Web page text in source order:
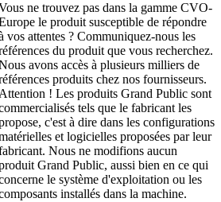
ne trouvez pas dans la gamme CVO-
le produit susceptible de répondre
vos attentes ? Communiquez-nous les
du produit que vous recherchez.
avons accès à plusieurs milliers de
produits chez nos fournisseurs.
Attention ! Les produits Grand Public sont
tels que le fabricant les
c'est à dire dans les configurations
et logicielles proposées par leur
Nous ne modifions aucun
Grand Public, aussi bien en ce qui
le système d'exploitation ou les
installés dans la machine.